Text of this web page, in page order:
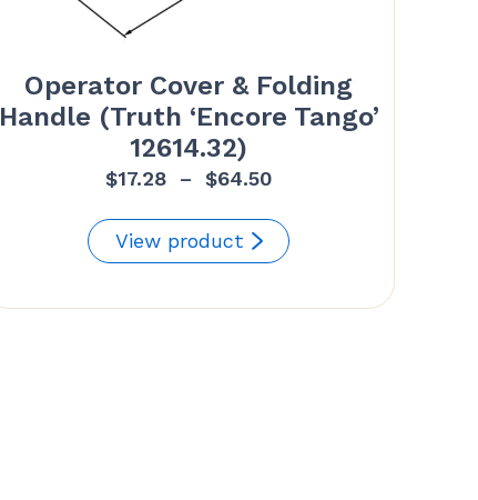
Operator Cover & Folding
Handle (Truth ‘Encore Tango’
12614.32)
$17.28 – $64.50Plage
prix :
$17.28
à
View product